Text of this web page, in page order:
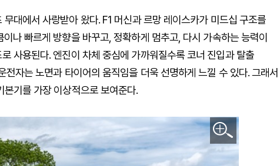
대에서 사랑받아 왔다. F1 머신과 르망 레이스카가 미드십 구조를
나 빠르게 방향을 바꾸고, 정확하게 멈추고, 다시 가속하는 능력이
사용된다. 엔진이 차체 중심에 가까워질수록 코너 진입과 탈출
자는 노면과 타이어의 움직임을 더욱 선명하게 느낄 수 있다. 그래서
기를 가장 이상적으로 보여준다.